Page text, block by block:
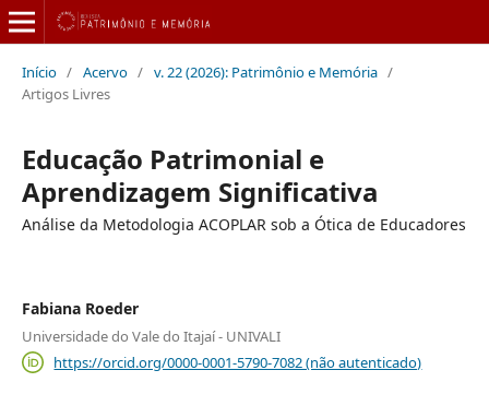
Início / Acervo / v. 22 (2026): Patrimônio e Memória /
Artigos Livres
Educação Patrimonial e
Aprendizagem Significativa
Análise da Metodologia ACOPLAR sob a Ótica de Educadores
Fabiana Roeder
Universidade do Vale do Itajaí - UNIVALI
https://orcid.org/0000-0001-5790-7082 (não autenticado)